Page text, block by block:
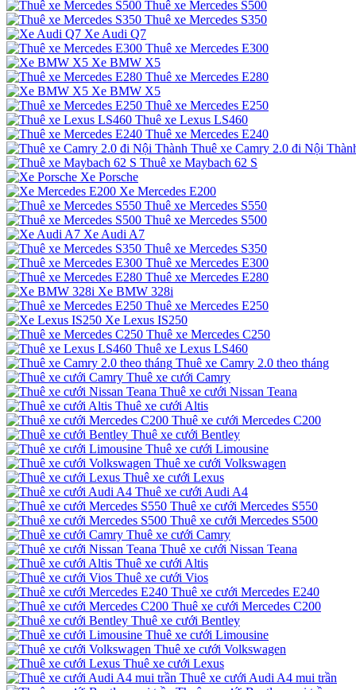
Thuê xe Mercedes S500
Thuê xe Mercedes S350
Xe Audi Q7
Thuê xe Mercedes E300
Xe BMW X5
Thuê xe Mercedes E280
Xe BMW X5
Thuê xe Mercedes E250
Thuê xe Lexus LS460
Thuê xe Mercedes E240
Thuê xe Camry 2.0 đi Nội
Thuê xe Maybach 62 S
Xe Porsche
Xe Mercedes E200
Thuê xe Mercedes S550
Thuê xe Mercedes S500
Xe Audi A7
Thuê xe Mercedes S350
Thuê xe Mercedes E300
Thuê xe Mercedes E280
Xe BMW 328i
Thuê xe Mercedes E250
Xe Lexus IS250
Thuê xe Mercedes C250
Thuê xe Lexus LS460
Thuê xe Camry 2.0 theo tháng
Thuê xe cưới Camry
Thuê xe cưới Nissan Teana
Thuê xe cưới Altis
Thuê xe cưới Mercedes C200
Thuê xe cưới Bentley
Thuê xe cưới Limousine
Thuê xe cưới Volkswagen
Thuê xe cưới Lexus
Thuê xe cưới Audi A4
Thuê xe cưới Mercedes S550
Thuê xe cưới Mercedes S500
Thuê xe cưới Camry
Thuê xe cưới Nissan Teana
Thuê xe cưới Altis
Thuê xe cưới Vios
Thuê xe cưới Mercedes E240
Thuê xe cưới Mercedes C200
Thuê xe cưới Bentley
Thuê xe cưới Limousine
Thuê xe cưới Volkswagen
Thuê xe cưới Lexus
Thuê xe cưới Audi A4 mui trần